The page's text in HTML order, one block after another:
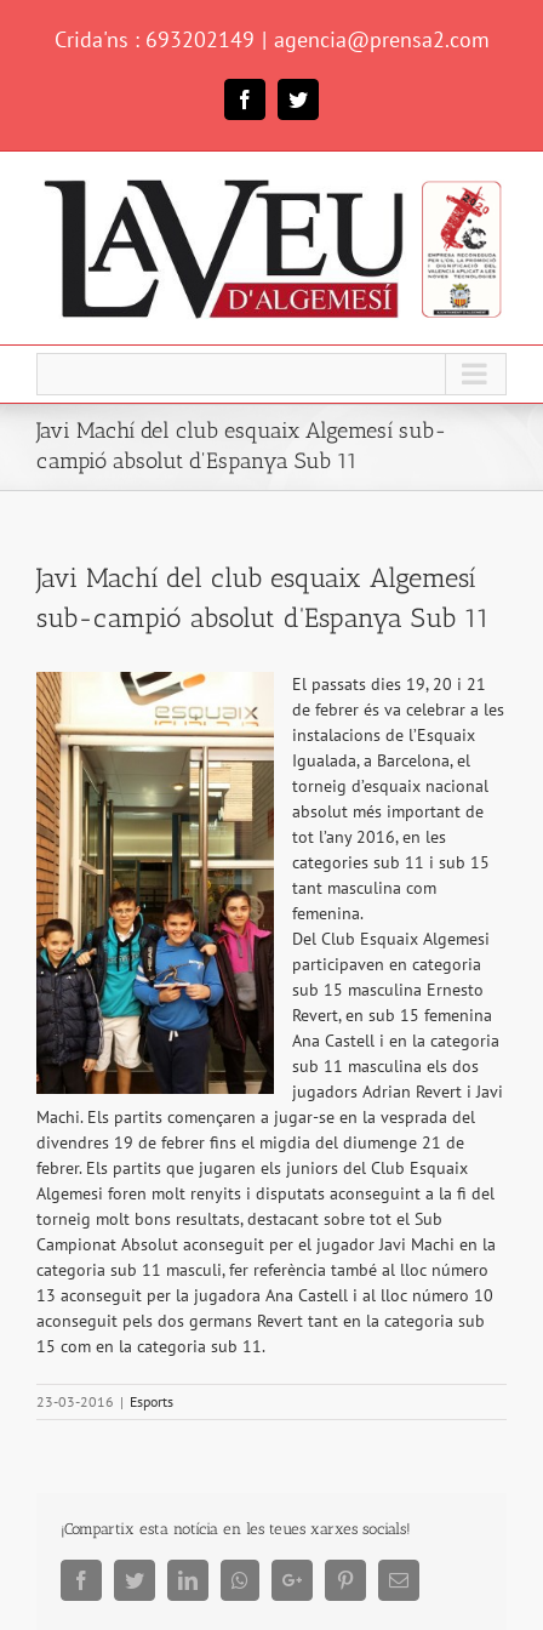
Crida'ns : 693202149 | agencia@prensa2.com
FacebookTwitter
Javi Machí del club esquaix Algemesí sub-
campió absolut d'Espanya Sub 11
Javi Machí del club esquaix Algemesí
sub-campió absolut d'Espanya Sub 11
El passats dies 19, 20 i 21
de febrer és va celebrar a les
instalacions de l’Esquaix
Igualada, a Barcelona, el
torneig d’esquaix nacional
absolut més important de
tot l’any 2016, en les
categories sub 11 i sub 15
tant masculina com
femenina.
Del Club Esquaix Algemesi
participaven en categoria
sub 15 masculina Ernesto
Revert, en sub 15 femenina
Ana Castell i en la categoria
sub 11 masculina els dos
jugadors Adrian Revert i Javi
Machi. Els partits començaren a jugar-se en la vesprada del
divendres 19 de febrer fins el migdia del diumenge 21 de
febrer. Els partits que jugaren els juniors del Club Esquaix
Algemesi foren molt renyits i disputats aconseguint a la fi del
torneig molt bons resultats, destacant sobre tot el Sub
Campionat Absolut aconseguit per el jugador Javi Machi en la
categoria sub 11 masculi, fer referència també al lloc número
13 aconseguit per la jugadora Ana Castell i al lloc número 10
aconseguit pels dos germans Revert tant en la categoria sub
15 com en la categoria sub 11.
23-03-2016 | Esports
¡Compartix esta notícia en les teues xarxes socials!
FacebookTwitterLinkedInWhatsappGoogle+ PinterestEmail